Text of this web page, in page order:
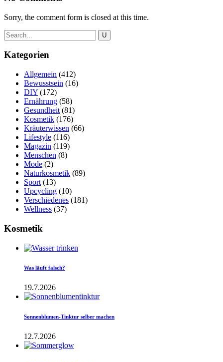
Sorry, the comment form is closed at this time.
Kategorien
Allgemein (412)
Bewusstsein (16)
DIY (172)
Ernährung (58)
Gesundheit (81)
Kosmetik (176)
Kräuterwissen (66)
Lifestyle (116)
Magazin (119)
Menschen (8)
Mode (2)
Naturkosmetik (89)
Sport (13)
Upcycling (10)
Verschiedenes (181)
Wellness (37)
Kosmetik
Was läuft falsch?
19.7.2026
Sonnenblumen-Tinktur selber machen
12.7.2026